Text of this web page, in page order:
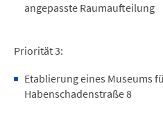
angepasste Raumaufteilung
Priorität 3:
Etablierung eines Museums
Habenschadenstraße 8